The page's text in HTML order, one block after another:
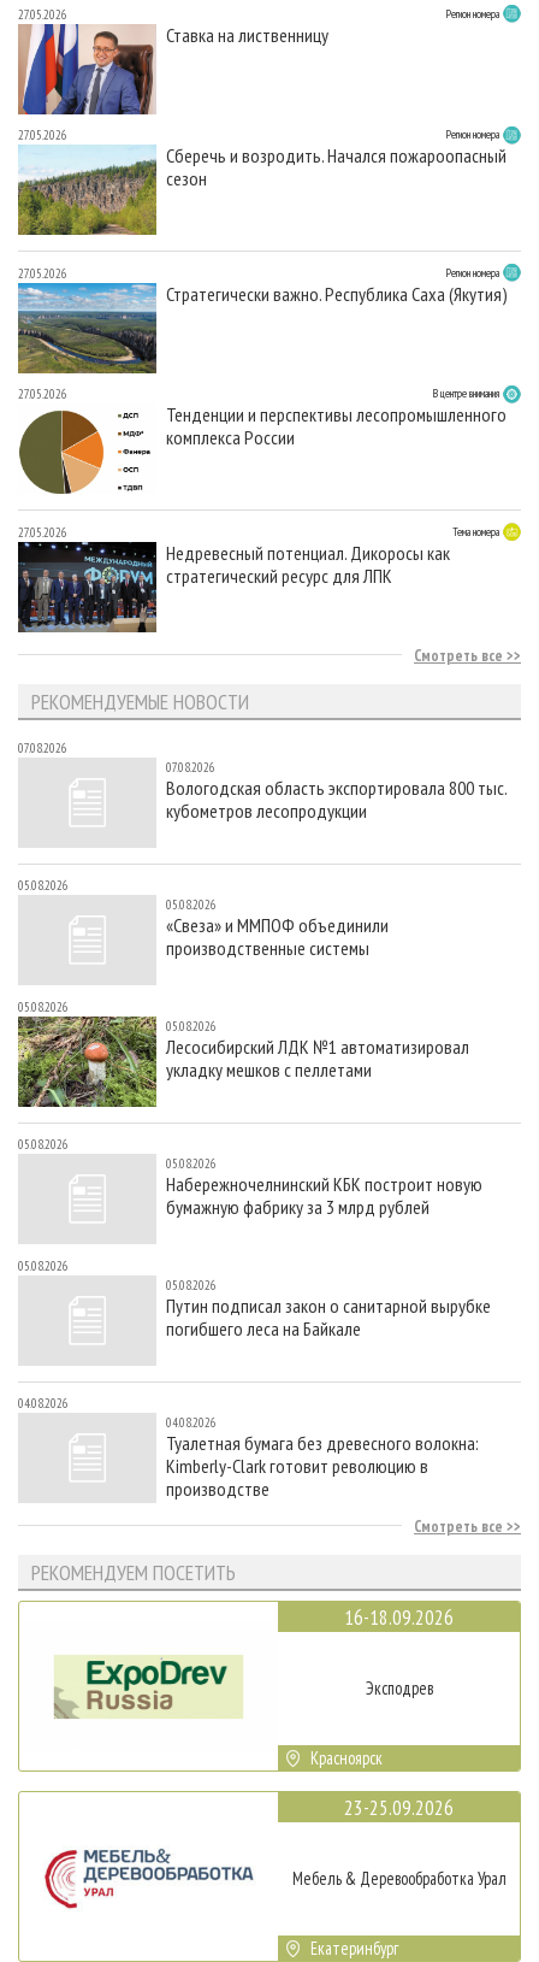
27.05.2026 Регион номера
Ставка на лиственницу
27.05.2026 Регион номера
Сберечь и возродить. Начался пожароопасный
сезон
27.05.2026 Регион номера
Стратегически важно. Республика Саха (Якутия)
27.05.2026 В центре внимания
Тенденции и перспективы лесопромышленного
комплекса России
27.05.2026 Тема номера
Недревесный потенциал. Дикоросы как
стратегический ресурс для ЛПК
Смотреть все
РЕКОМЕНДУЕМЫЕ НОВОСТИ
07.08.2026
07.08.2026
Вологодская область экспортировала 800 тыс.
кубометров лесопродукции
05.08.2026
05.08.2026
«Свеза» и ММПОФ объединили
производственные системы
05.08.2026
05.08.2026
Лесосибирский ЛДК №1 автоматизировал
укладку мешков с пеллетами
05.08.2026
05.08.2026
Набережночелнинский КБК построит новую
бумажную фабрику за 3 млрд рублей
05.08.2026
05.08.2026
Путин подписал закон о санитарной вырубке
погибшего леса на Байкале
04.08.2026
04.08.2026
Туалетная бумага без древесного волокна:
Kimberly-Clark готовит революцию в
производстве
Смотреть все
РЕКОМЕНДУЕМ ПОСЕТИТЬ
16-18.09.2026
Эксподрев
Красноярск
23-25.09.2026
Мебель & Деревообработка Урал
Екатеринбург